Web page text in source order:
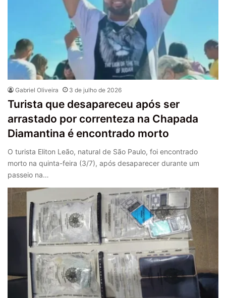
Gabriel Oliveira 3 de julho de 2026
Turista que desapareceu após ser
arrastado por correnteza na Chapada
Diamantina é encontrado morto
O turista Eliton Leão, natural de São Paulo, foi encontrado
morto na quinta-feira (3/7), após desaparecer durante um
passeio na…